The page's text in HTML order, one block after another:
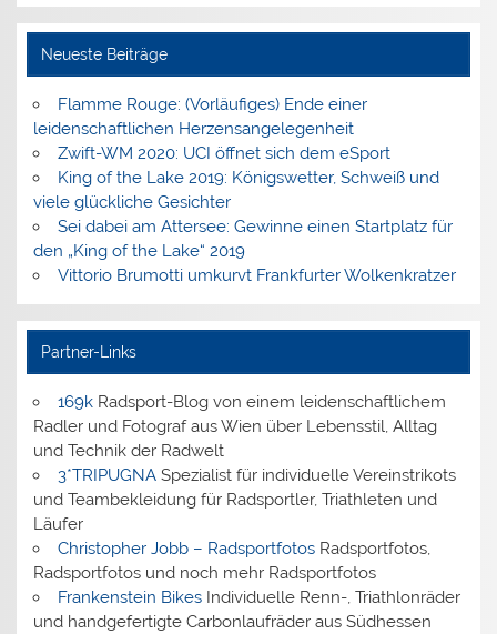
Neueste Beiträge
Flamme Rouge: (Vorläufiges) Ende einer
leidenschaftlichen Herzensangelegenheit
Zwift-WM 2020: UCI öffnet sich dem eSport
King of the Lake 2019: Königswetter, Schweiß und
viele glückliche Gesichter
Sei dabei am Attersee: Gewinne einen Startplatz für
den „King of the Lake“ 2019
Vittorio Brumotti umkurvt Frankfurter Wolkenkratzer
Partner-Links
169kRadsport-Blog von einem leidenschaftlichem
Radler und Fotograf aus Wien über Lebensstil, Alltag
und Technik der Radwelt
3*TRIPUGNASpezialist für individuelle Vereinstrikots
und Teambekleidung für Radsportler, Triathleten und
Läufer
Christopher Jobb – RadsportfotosRadsportfotos,
Radsportfotos und noch mehr Radsportfotos
Frankenstein BikesIndividuelle Renn-, Triathlonräder
und handgefertigte Carbonlaufräder aus Südhessen